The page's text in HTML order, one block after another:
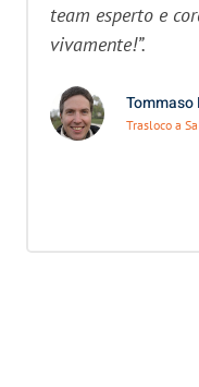
team esperto e
vivamente!”.
Trasloco a